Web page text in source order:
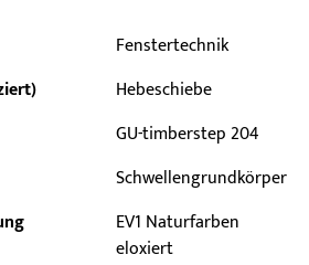
Fenstertechnik
Hebeschiebe
GU-timberstep 204
Schwellengrundkörper
EV1 Naturfarben
eloxiert